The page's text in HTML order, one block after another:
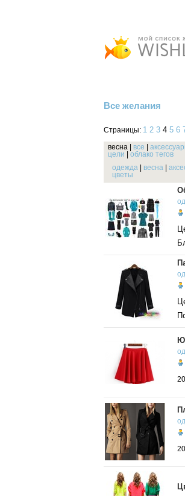
Все желания
Страницы: 1 2 3 4 5 6
весна все
цели
облако тегов
одежда
весна
цветы